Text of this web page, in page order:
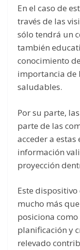
En el caso de
través de las
sólo tendrá un
también
conocimiento
importancia de
saludables.
Por su parte,
parte de las
acceder a
información
proyección
Este dispositivo
mucho más
posiciona
planificación y
relevado